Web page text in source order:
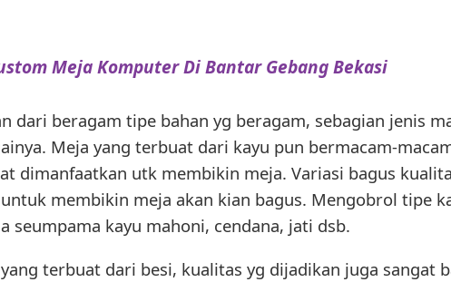
Meja Komputer Di Bantar Gebang Bekasi
dari beragam tipe bahan yg beragam, sebagian jenis
Meja yang terbuat dari kayu pun bermacam-
dimanfaatkan utk membikin meja. Variasi bagus
membikin meja akan kian bagus. Mengobrol tipe
seumpama kayu mahoni, cendana, jati dsb.
terbuat dari besi, kualitas yg dijadikan juga sangat